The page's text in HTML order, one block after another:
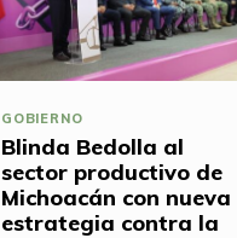
GOBIERNO
Blinda Bedolla al
sector productivo de
Michoacán con nueva
estrategia contra la